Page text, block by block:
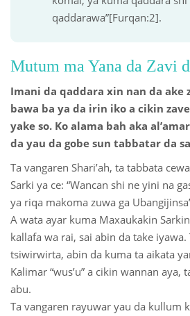
qaddarawa”[Furqan:2].
Mutum ma Yana da Zavi
Imani da qaddara xin nan da ake
bawa ba ya da irin iko a cikin
yake so. Ko alama bah aka
da yau da gobe sun tabbatar da
Ta vangaren Shari’ah, ta tabbata
Sarki ya ce: “Wancan shi ne yini na
ya riqa makoma zuwa ga
A wata ayar kuma Maxaukakin
kallafa wa rai, sai abin da take iyawa.
tsiwirwirta, abin da kuma ta aikata
Kalimar “wus’u” a cikin wannan aya,
abu.
Ta vangaren rayuwar yau da kullum